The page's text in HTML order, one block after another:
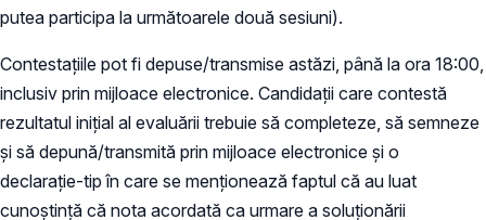
putea participa la următoarele două sesiuni).
Contestațiile pot fi depuse/transmise astăzi, până la ora 18:00,
inclusiv prin mijloace electronice. Candidații care contestă
rezultatul inițial al evaluării trebuie să completeze, să semneze
și să depună/transmită prin mijloace electronice și o
declarație-tip în care se menționează faptul că au luat
cunoștință că nota acordată ca urmare a soluționării